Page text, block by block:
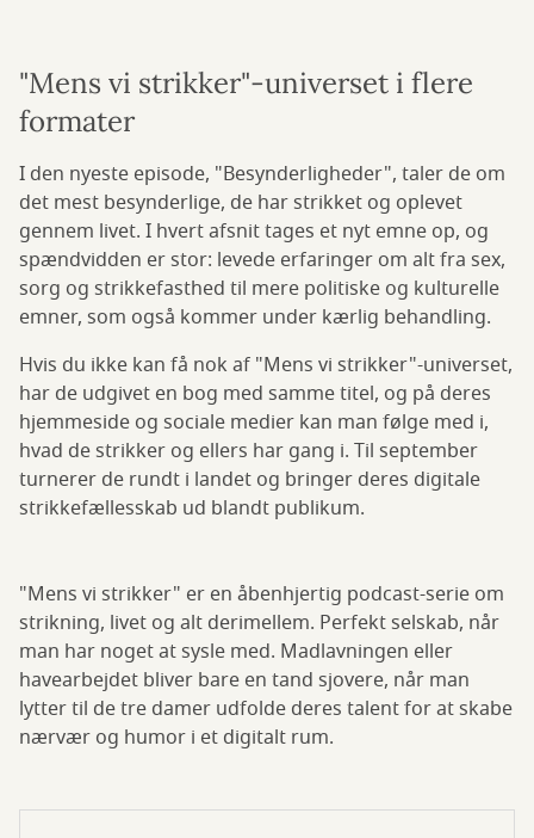
"Mens vi strikker"-universet i flere
formater
I den nyeste episode, "Besynderligheder", taler de om
det mest besynderlige, de har strikket og oplevet
gennem livet. I hvert afsnit tages et nyt emne op, og
spændvidden er stor: levede erfaringer om alt fra sex,
sorg og strikkefasthed til mere politiske og kulturelle
emner, som også kommer under kærlig behandling.
Hvis du ikke kan få nok af "Mens vi strikker"-universet,
har de udgivet en bog med samme titel, og på deres
hjemmeside og sociale medier kan man følge med i,
hvad de strikker og ellers har gang i. Til september
turnerer de rundt i landet og bringer deres digitale
strikkefællesskab ud blandt publikum.
"Mens vi strikker" er en åbenhjertig podcast-serie om
strikning, livet og alt derimellem. Perfekt selskab, når
man har noget at sysle med. Madlavningen eller
havearbejdet bliver bare en tand sjovere, når man
lytter til de tre damer udfolde deres talent for at skabe
nærvær og humor i et digitalt rum.